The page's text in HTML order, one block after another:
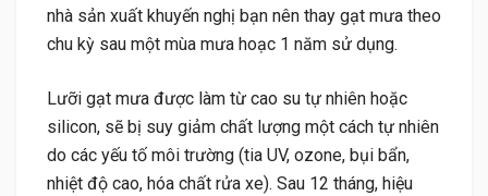
nhà sản xuất khuyến nghị bạn nên thay gạt mưa theo
chu kỳ sau một mùa mưa hoạc 1 năm sử dụng.
Lưỡi gạt mưa được làm từ cao su tự nhiên hoặc
silicon, sẽ bị suy giảm chất lượng một cách tự nhiên
do các yếu tố môi trường (tia UV, ozone, bụi bẩn,
nhiệt độ cao, hóa chất rửa xe). Sau 12 tháng, hiệu